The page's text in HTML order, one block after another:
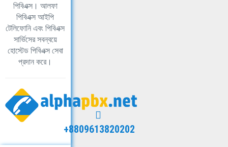
পিবিএক্স। আলফা
পিবিএক্স আইপি
টেলিফোনি এবং পিবিএক্স
সার্ভিসের সবন্বয়ে
হোস্টেড পিবিএক্স সেবা
প্রদান করে।
+8809613820202